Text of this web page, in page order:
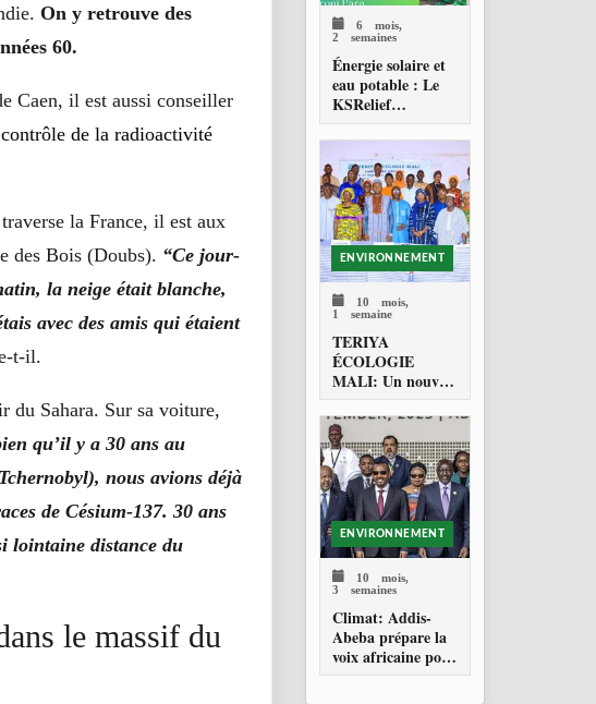
On y retrouve des
60.
Caen, il est aussi conseiller
de la radioactivité
la France, il est aux
des Bois (Doubs). “Ce jour-
la neige était blanche,
avec des amis qui étaient
t-il.
du Sahara. Sur sa voiture,
qu’il y a 30 ans au
nous avions déjà
de Césium-137. 30 ans
lointaine distance du
le massif du
6 mois,
2 semaines
Énergie solaire et
eau potable : Le
KSRelief
transforme le
quotidien des
élèves à Bamako.
ENVIRONNEMENT
10 mois,
1 semaine
TERIYA
ÉCOLOGIE
MALI: Un nouvel
acteur pour
l’environnement
ENVIRONNEMENT
10 mois,
3 semaines
Climat: Addis-
Abeba prépare la
voix africaine pour
la COP30